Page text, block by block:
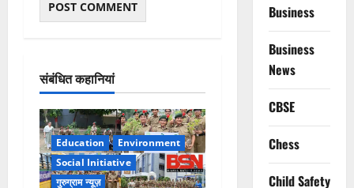
संबंधित कहानियां
Education
Environment
Social Initiative
गुरुग्राम न्यूज़
Business
Business
News
CBSE
Chess
Child Safety